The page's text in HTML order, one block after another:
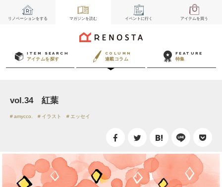
リノベーションをする マガジンを読む イベント に行く アイテムを買う
ITEM SEARCH
アイテムを探す
COLUMN
連載コラム
FEATURE
特集
vol.34 紅葉
amycco. イラスト エッセイ